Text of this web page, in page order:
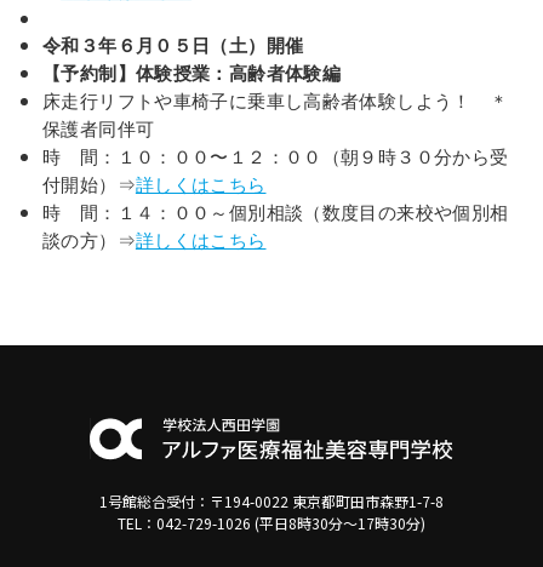
令和３年６月０５日（土）開催
【予約制】体験授業：高齢者体験編
床走行リフトや車椅子に乗車し高齢者体験しよう！ ＊
保護者同伴可
時 間：１０：００〜１２：００（朝９時３０分から受
付開始）⇒詳しくはこちら
時 間：１４：００～個別相談（数度目の来校や個別相
談の方）⇒詳しくはこちら
1号館総合受付：〒194-0022 東京都町田市森野1-7-8
TEL：042-729-1026 (平日8時30分〜17時30分)